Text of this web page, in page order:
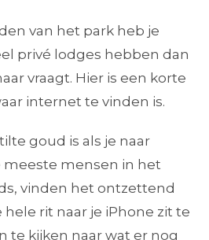
van het park heb je
privé lodges hebben dan
vraagt. Hier is een korte
internet te vinden is.
goud is als je naar
meeste mensen in het
vinden het ontzettend
rit naar je iPhone zit te
te kijken naar wat er nog